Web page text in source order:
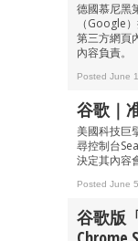
德國慕尼黑
（Google
第三方網頁
內容負責。
Posted June
谷歌｜
美國科技巨
尋控制台
決定其內容
Posted June
谷歌版